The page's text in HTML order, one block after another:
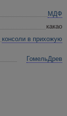
МДФ
какао
консоли в прихожую
ГомельДрев